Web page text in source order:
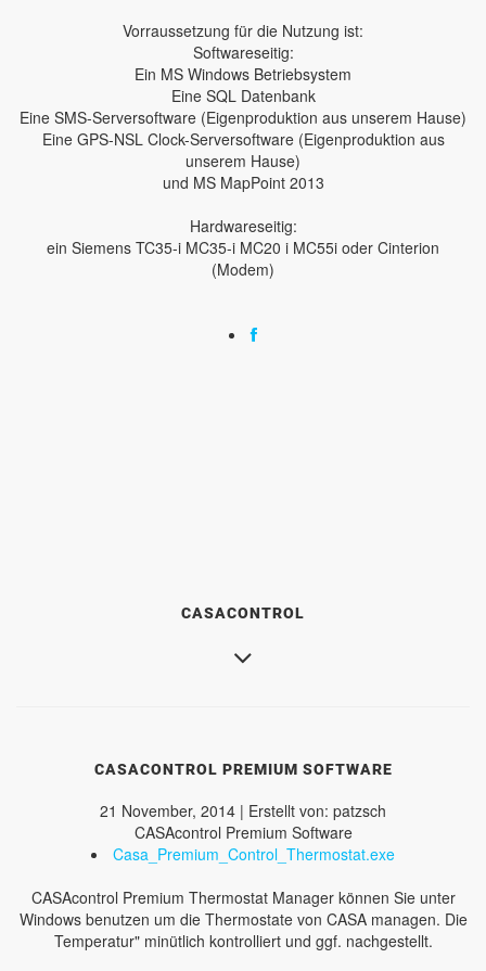
Vorraussetzung für die Nutzung ist:
Softwareseitig:
Ein MS Windows Betriebsystem
Eine SQL Datenbank
Eine SMS-Serversoftware (Eigenproduktion aus unserem Hause)
Eine GPS-NSL Clock-Serversoftware (Eigenproduktion aus
unserem Hause)
und MS MapPoint 2013
Hardwareseitig:
ein Siemens TC35-i MC35-i MC20 i MC55i oder Cinterion
(Modem)
CASACONTROL
CASACONTROL PREMIUM SOFTWARE
21 November, 2014 | Erstellt von: patzsch
CASAcontrol Premium Software
Casa_Premium_Control_Thermostat.exe
CASAcontrol Premium Thermostat Manager können Sie unter
Windows benutzen um die Thermostate von CASA managen. Die
Temperatur" minütlich kontrolliert und ggf. nachgestellt.